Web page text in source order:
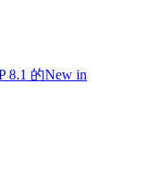
8.1 的New in